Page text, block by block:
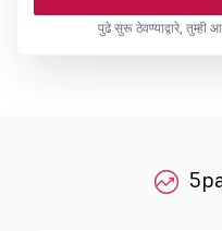
पुढे सुरू ठेवण्याद्वारे, तुम्ही